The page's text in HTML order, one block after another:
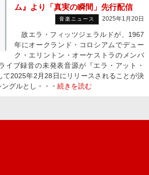
ム』より「真実の瞬間」先行配信
音楽ニュース 2025年1月20日
故エラ・フィッツジェラルドが、1967
年にオークランド・コロシアムでデュー
ク・エリントン・オーケストラのメンバ
イブ録音の未発表音源が『エラ・アット・
て2025年2月28日にリリースされることが決
グルとし・・・ 続きを読む